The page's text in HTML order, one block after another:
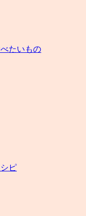
たいもの
ピ